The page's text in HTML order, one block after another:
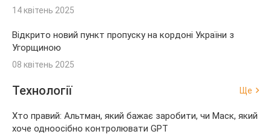
14 квітень 2025
Відкрито новий пункт пропуску на кордоні України з
Угорщиною
08 квітень 2025
Технології Ще
Хто правий: Альтман, який бажає заробити, чи Маск, який
хоче одноосібно контролювати GPT